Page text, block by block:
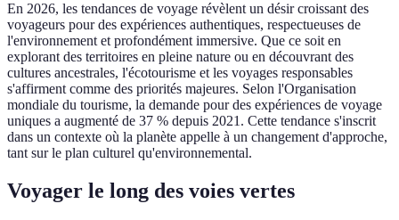
En 2026, les tendances de voyage révèlent un désir croissant des
voyageurs pour des expériences authentiques, respectueuses de
l'environnement et profondément immersive. Que ce soit en
explorant des territoires en pleine nature ou en découvrant des
cultures ancestrales, l'écotourisme et les voyages responsables
s'affirment comme des priorités majeures. Selon l'Organisation
mondiale du tourisme, la demande pour des expériences de voyage
uniques a augmenté de 37 % depuis 2021. Cette tendance s'inscrit
dans un contexte où la planète appelle à un changement d'approche,
tant sur le plan culturel qu'environnemental.
Voyager le long des voies vertes